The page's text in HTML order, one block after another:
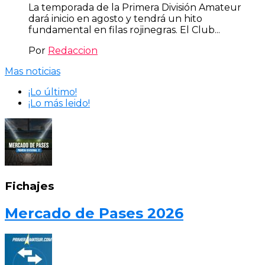
La temporada de la Primera División Amateur
dará inicio en agosto y tendrá un hito
fundamental en filas rojinegras. El Club...
Por Redaccion
Mas noticias
¡Lo último!
¡Lo más leido!
Fichajes
Mercado de Pases 2026